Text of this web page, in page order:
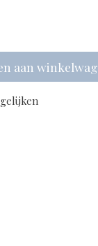
aan